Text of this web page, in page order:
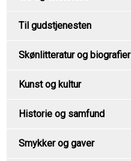
Til gudstjenesten
Skønlitteratur og biografier
Kunst og kultur
Historie og samfund
Smykker og gaver